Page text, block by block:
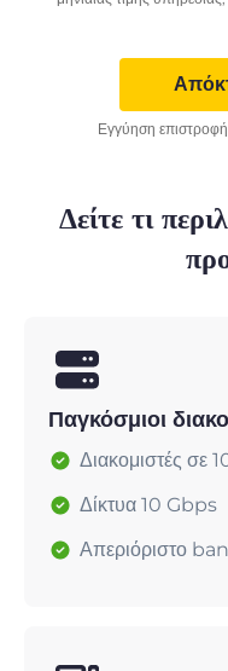
Εγγύηση
Δείτε τι
Παγκόσμιοι
Διακομιστές σε
Δίκτυα 10 Gbps
Απεριόριστο